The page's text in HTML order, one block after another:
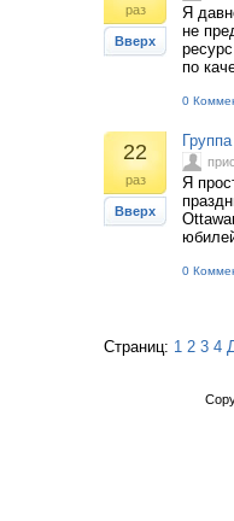
раз
Вверх
Я
не
по
0
22
раз
Вверх
Я
0
Страниц: 1 2 3 4